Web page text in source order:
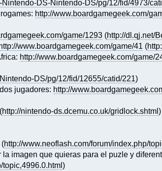
Nintendo-DS-Nintendo-DS/pg/12/fid/4973/
http://www.boardgamegeek.com/
game/1293 (http://dl.qj.net/
http://www.boardgamegeek.com/game/41 (
http://www.boardgamegeek.com/game/
DS/pg/12/fid/12655/catid/221)
jugadores: http://
http://nintendo-ds.dcemu.co.uk/gridlock.shtml)
(http://www.neoflash.com/forum/index.php/
imagen que quieras para el puzle y
topic,4996.0.html)